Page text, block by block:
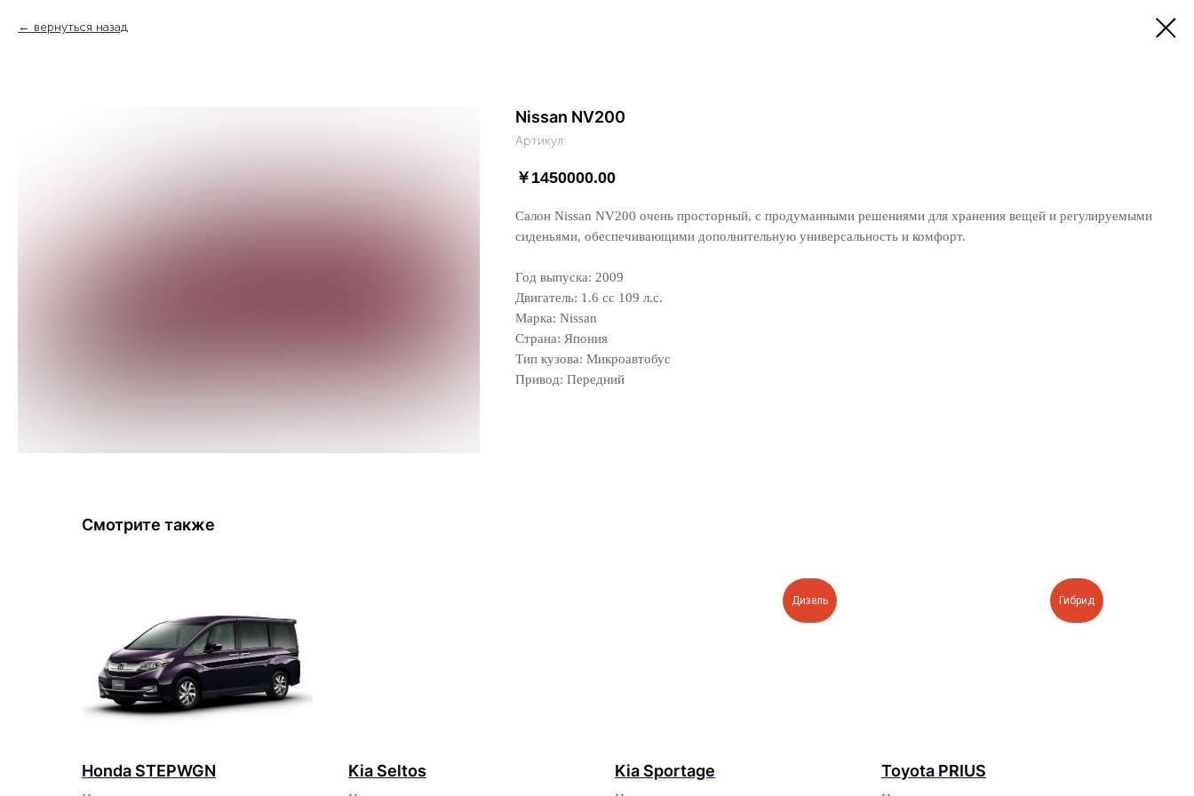
вернуться назад
Nissan NV200
Артикул:
￥ 1450000.00
Салон Nissan NV200 очень просторный, с продуманными решениями для хранения вещей и регулируемыми
сиденьями, обеспечивающими дополнительную универсальность и комфорт.
Год выпуска: 2009
Двигатель: 1.6 сс 109 л.с.
Марка: Nissan
Страна: Япония
Тип кузова: Микроавтобус
Привод: Передний
Смотрите также
Honda STEPWGN Kia Seltos
Дизель
Kia Sportage
Гибрид
Toyota PRIUS